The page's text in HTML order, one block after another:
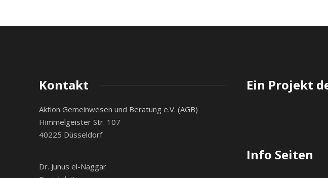
Kontakt
Aktion Gemeinwesen und Beratung e.V. (AGB)
Himmelgeister Str. 107
40225 Düsseldorf
Dr. Junus el-Naggar
Ein Projekt
Info Seiten